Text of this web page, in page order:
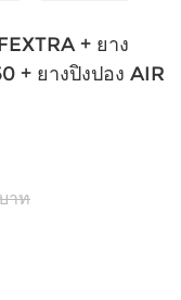
+ ยาง
+ ยางปิงปอง AIR
าท